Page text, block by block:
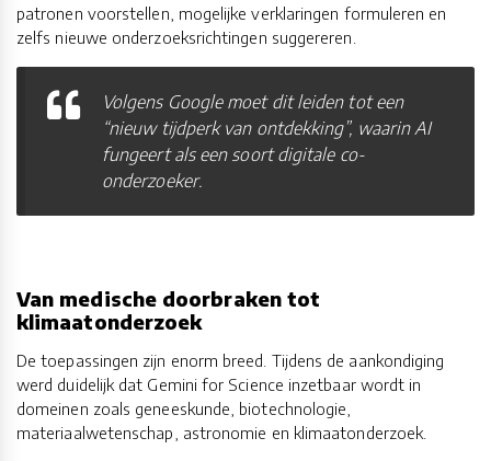
patronen voorstellen, mogelijke verklaringen formuleren en
zelfs nieuwe onderzoeksrichtingen suggereren.
Volgens Google moet dit leiden tot een
“nieuw tijdperk van ontdekking”, waarin AI
fungeert als een soort digitale co-
onderzoeker.
Van medische doorbraken tot
klimaatonderzoek
De toepassingen zijn enorm breed. Tijdens de aankondiging
werd duidelijk dat Gemini for Science inzetbaar wordt in
domeinen zoals geneeskunde, biotechnologie,
materiaalwetenschap, astronomie en klimaatonderzoek.